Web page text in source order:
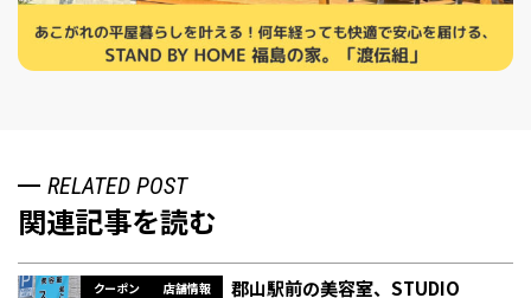
RELATED POST
関連記事を読む
クーポン 店舗情報
郡山駅前の美容室、STUDIO